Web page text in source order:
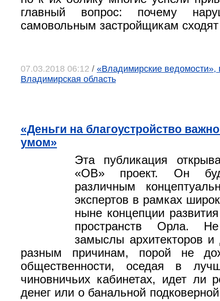
главный вопрос: почему
самовольным застройщикам сходят
07.03.2018 06:12 / «Владимирские ведомости»,
Владимирская область
«Деньги на благоустройство
умом»
Эта публикация
«ОВ» проект. Он
различным
экспертов в рамках
ныне концепции
пространств Орла.
замыслы архитекторов и
разным причинам, порой не
общественности, оседая в
чиновничьих кабинетах, идет ли
денег или о банальной